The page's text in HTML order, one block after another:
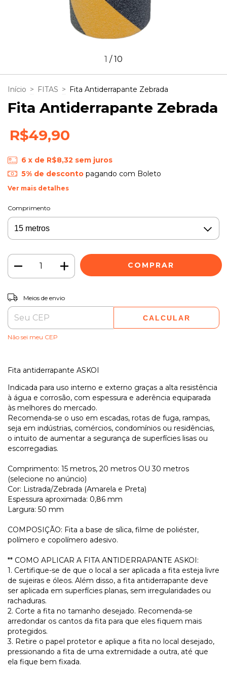
1 /10
Início > FITAS > Fita Antiderrapante Zebrada
Fita Antiderrapante Zebrada
R$49,90
6 x de R$8,32 sem juros
5% de descontopagando com Boleto
Ver mais detalhes
Comprimento
Entregas para o CEP:
Meios de envio
CALCULAR
Não sei meu CEP
Fita antiderrapante ASKOI
Indicada para uso interno e externo graças a alta resistência
à água e corrosão, com espessura e aderência equiparada
às melhores do mercado.
Recomenda-se o uso em escadas, rotas de fuga, rampas,
seja em indústrias, comércios, condomínios ou residências,
o intuito de aumentar a segurança de superfícies lisas ou
escorregadias.
Comprimento: 15 metros, 20 metros OU 30 metros
(selecione no anúncio)
Cor: Listrada/Zebrada (Amarela e Preta)
Espessura aproximada: 0,86 mm
Largura: 50 mm
COMPOSIÇÃO: Fita a base de sílica, filme de poliéster,
polímero e copolímero adesivo.
** COMO APLICAR A FITA ANTIDERRAPANTE ASKOI:
1. Certifique-se de que o local a ser aplicada a fita esteja livre
de sujeiras e óleos. Além disso, a fita antiderrapante deve
ser aplicada em superfícies planas, sem irregularidades ou
rachaduras.
2. Corte a fita no tamanho desejado. Recomenda-se
arredondar os cantos da fita para que eles fiquem mais
protegidos.
3. Retire o papel protetor e aplique a fita no local desejado,
pressionando a fita de uma extremidade a outra, até que
ela fique bem fixada.